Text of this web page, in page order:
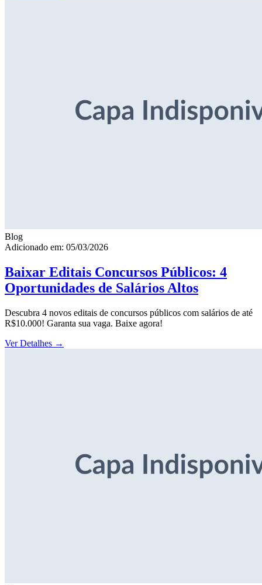
Blog
Adicionado em: 05/03/2026
Baixar Editais Concursos Públicos: 4
Oportunidades de Salários Altos
Descubra 4 novos editais de concursos públicos com salários de até
R$10.000! Garanta sua vaga. Baixe agora!
Ver Detalhes →